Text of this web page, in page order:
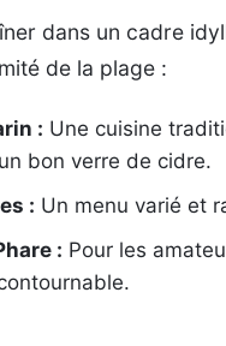
dans un cadre
de la plage :
: Une cuisine
bon verre de cidre.
: Un menu varié et
: Pour les